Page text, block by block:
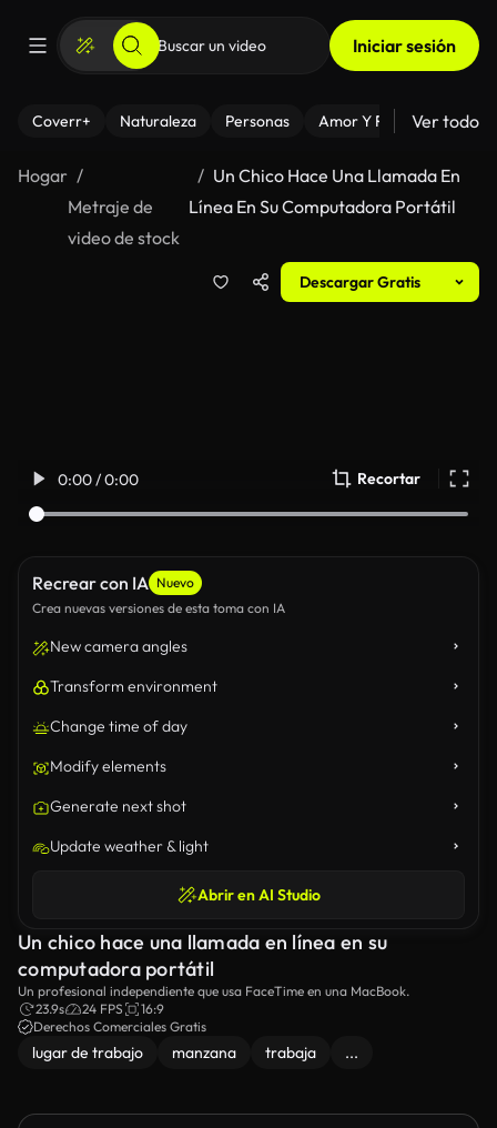
Iniciar sesión
Coverr+ Naturaleza Personas Amor Y Relaciones
Ver todo
Hogar
Metraje de
video de stock
Un Chico Hace Una Llamada En
Línea En Su Computadora Portátil
Descargar Gratis
0:00 / 0:00 Recortar
Recrear con IA Nuevo
Crea nuevas versiones de esta toma con IA
New camera angles
Transform environment
Change time of day
Modify elements
Generate next shot
Update weather & light
Abrir en AI Studio
Un chico hace una llamada en línea en su
computadora portátil
Un profesional independiente que usa FaceTime en una MacBook.
23.9s
24 FPS
16:9
Derechos Comerciales Gratis
lugar de trabajo manzana trabaja ...